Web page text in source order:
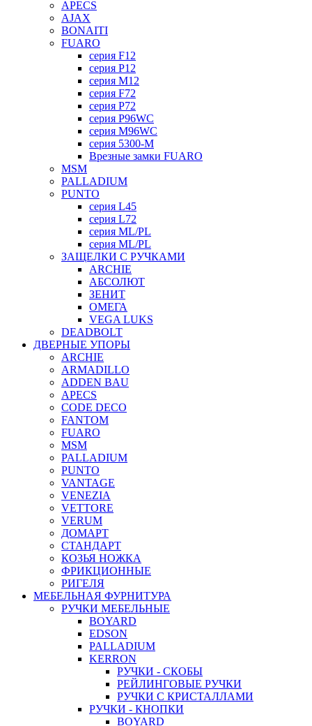
APECS
AJAX
BONAITI
FUARO
серия F12
серия P12
серия M12
серия F72
серия P72
серия P96WC
серия M96WC
серия 5300-M
Врезные замки FUARO
MSM
PALLADIUM
PUNTO
серия L45
серия L72
серия ML/PL
серия ML/PL
ЗАЩЕЛКИ С РУЧКАМИ
ARCHIE
АБСОЛЮТ
ЗЕНИТ
ОМЕГА
VEGA LUKS
DEADBOLT
ДВЕРНЫЕ УПОРЫ
ARCHIE
ARMADILLO
ADDEN BAU
APECS
CODE DECO
FANTOM
FUARO
MSM
PALLADIUM
PUNTO
VANTAGE
VENEZIA
VETTORE
VERUM
ДОМАРТ
СТАНДАРТ
КОЗЬЯ НОЖКА
ФРИКЦИОННЫЕ
РИГЕЛЯ
МЕБЕЛЬНАЯ ФУРНИТУРА
РУЧКИ МЕБЕЛЬНЫЕ
BOYARD
EDSON
PALLADIUM
KERRON
РУЧКИ - СКОБЫ
РЕЙЛИНГОВЫЕ РУЧКИ
РУЧКИ С КРИСТАЛЛАМИ
РУЧКИ - КНОПКИ
BOYARD